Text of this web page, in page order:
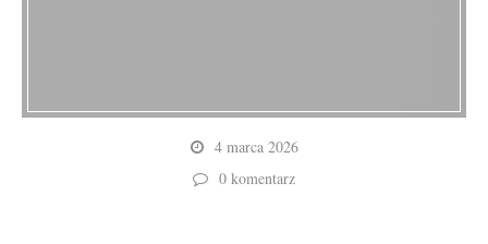
4 marca 2026
0 komentarz